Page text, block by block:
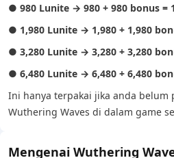
● 980 Lunite → 980 + 980 bonus =
● 1,980 Lunite → 1,980 + 1,980
● 3,280 Lunite → 3,280 + 3,280
● 6,480 Lunite → 6,480 + 6,480
Ini hanya terpakai jika anda belum
Wuthering Waves di dalam game
Mengenai Wuthering